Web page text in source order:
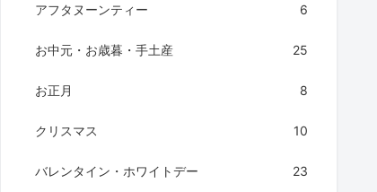
アフタヌーンティー 6
お中元・お歳暮・手土産 25
お正月 8
クリスマス 10
バレンタイン・ホワイトデー 23